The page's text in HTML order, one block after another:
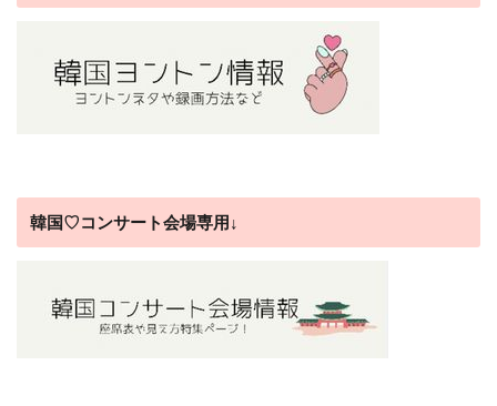
韓国♡コンサート会場専用↓